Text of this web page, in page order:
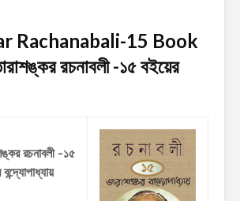
Rachanabali-15 Book
রচনাবলী -১৫বইয়ের
রচনাবলী -১৫